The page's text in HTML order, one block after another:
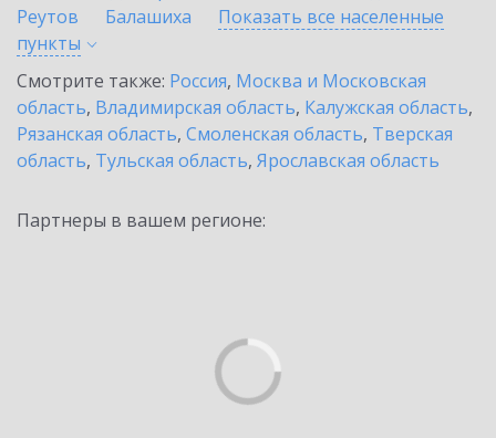
Реутов
Балашиха
Показать все населенные
пункты
Смотрите также: Россия, Москва и Московская
область, Владимирская область, Калужская область,
Рязанская область, Смоленская область, Тверская
область, Тульская область, Ярославская область
Партнеры в вашем регионе: